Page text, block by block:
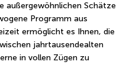
außergewöhnlichen Schätze
Programm aus
ermöglicht es Ihnen, die
jahrtausendealten
in vollen Zügen zu